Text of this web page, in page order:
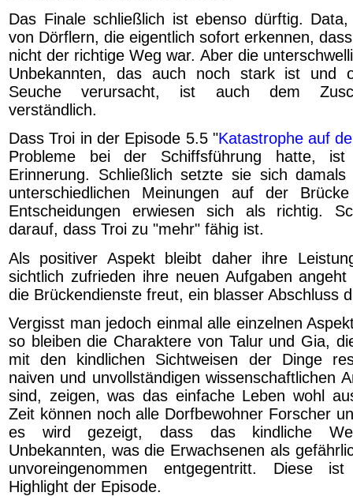
Das Finale schließlich ist ebenso dürftig.
von Dörflern, die eigentlich sofort erkennen,
nicht der richtige Weg war. Aber die
Unbekannten, das auch noch stark ist und
Seuche verursacht, ist auch dem
verständlich.
Dass Troi in der Episode 5.5 "Katastrophe auf
Probleme bei der Schiffsführung hatte,
Erinnerung. Schließlich setzte sie sich
unterschiedlichen Meinungen auf der
Entscheidungen erwiesen sich als richtig.
darauf, dass Troi zu "mehr" fähig ist.
Als positiver Aspekt bleibt daher ihre
sichtlich zufrieden ihre neuen Aufgaben
die Brückendienste freut, ein blasser Abschluss
Vergisst man jedoch einmal alle einzelnen
so bleiben die Charaktere von Talur und Gia,
mit den kindlichen Sichtweisen der Dinge
naiven und unvollständigen wissenschaftlichen
sind, zeigen, was das einfache Leben wohl
Zeit können noch alle Dorfbewohner Forscher
es wird gezeigt, dass das kindliche
Unbekannten, was die Erwachsenen als
unvoreingenommen entgegentritt. Diese
Highlight der Episode.